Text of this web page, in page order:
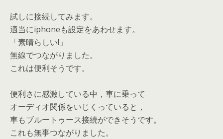
試しに接続してみます。
適当にiphoneも設定をあわせます。
「素晴らしい!」
無線でつながりました。
これは便利そうです。
便利さに感激している中，車に乗って
オーディオ関係をいじくっていると，
車もブルートゥース接続ができそうです。
これも無事つながりました。